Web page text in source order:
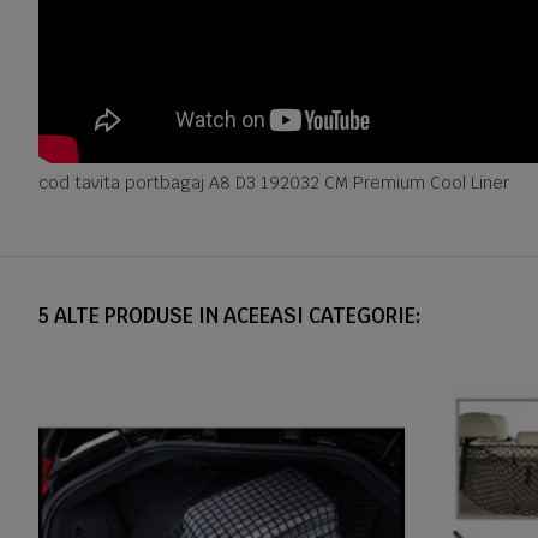
cod tavita portbagaj A8 D3 192032 CM Premium Cool Liner
5 ALTE PRODUSE IN ACEEASI CATEGORIE: